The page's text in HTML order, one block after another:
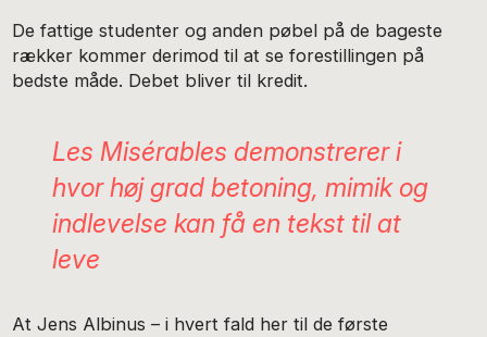
De fattige studenter og anden pøbel på de bageste
rækker kommer derimod til at se forestillingen på
bedste måde. Debet bliver til kredit.
Les Misérables demonstrerer i
hvor høj grad betoning, mimik og
indlevelse kan få en tekst til at
leve
At Jens Albinus – i hvert fald her til de første